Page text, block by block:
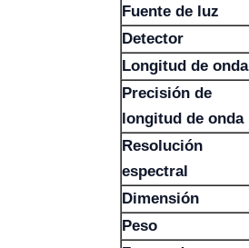
Fuente de luz
Detector
Longitud de onda
Precisión de
longitud de onda
Resolución
espectral
Dimensión
Peso